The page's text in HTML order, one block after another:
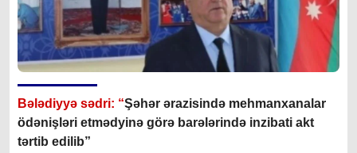
Bələdiyyə sədri: “Şəhər ərazisində mehmanxanalar
ödənişləri etmədyinə görə barələrində inzibati akt
tərtib edilib”